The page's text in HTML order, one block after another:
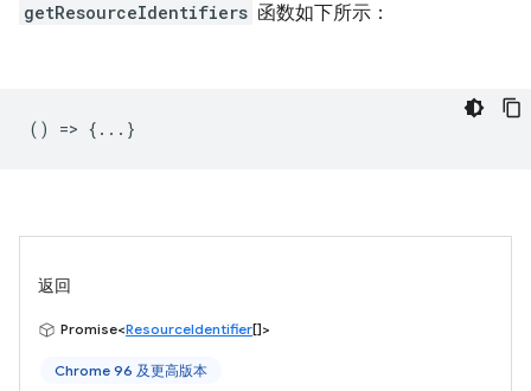
getResourceIdentifiers 函数如下所示：
() => {...}
返回
Promise<ResourceIdentifier[]>
Chrome 96 及更高版本